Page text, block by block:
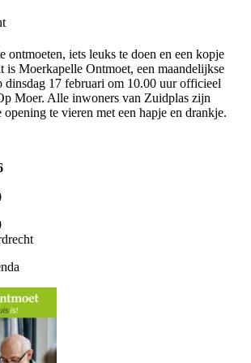
ontmoeten, iets leuks te doen en een kopje
Moerkapelle Ontmoet, een maandelijkse
dinsdag 17 februari om 10.00 uur officieel
Moer. Alle inwoners van Zuidplas zijn
te vieren met een hapje en drankje.